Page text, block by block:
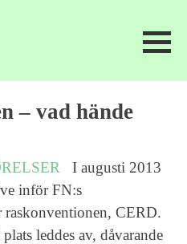
– vad hände
I augusti 2013
inför FN:s
CERD.
leddes av, dåvarande